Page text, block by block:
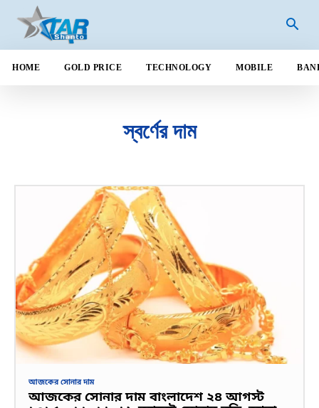
HOME GOLD PRICE TECHNOLOGY MOBILE
স্বর্ণের দাম
আজকের সোনার দাম
আজকের সোনার দাম বাংলাদেশ ২৪ আগস্ট